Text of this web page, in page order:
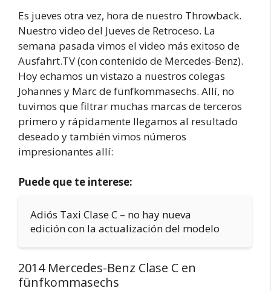
Es jueves otra vez, hora de nuestro Throwback.
Nuestro video del Jueves de Retroceso. La
semana pasada vimos el video más exitoso de
Ausfahrt.TV (con contenido de Mercedes-Benz).
Hoy echamos un vistazo a nuestros colegas
Johannes y Marc de fünfkommasechs. Allí, no
tuvimos que filtrar muchas marcas de terceros
primero y rápidamente llegamos al resultado
deseado y también vimos números
impresionantes allí:
Puede que te interese:
Adiós Taxi Clase C – no hay nueva
edición con la actualización del modelo
2014 Mercedes-Benz Clase C en
fünfkommasechs